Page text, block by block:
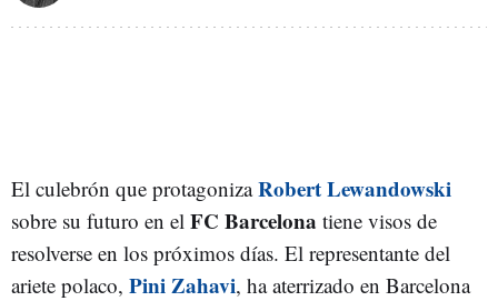
El culebrón que protagoniza Robert Lewandowski
sobre su futuro en el FC Barcelona tiene visos de
resolverse en los próximos días. El representante del
ariete polaco, Pini Zahavi, ha aterrizado en Barcelona